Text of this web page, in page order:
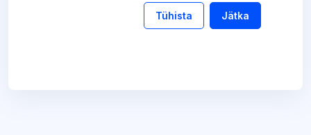
Tühista Jätka